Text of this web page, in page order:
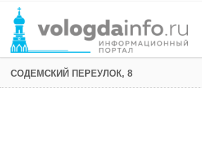
СОДЕМСКИЙ ПЕРЕУЛОК, 8